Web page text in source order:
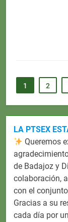
1 2
LA PTSEX
Queremos
de Badajoz y
colaboración,
con el
Gracias a su
cada día por